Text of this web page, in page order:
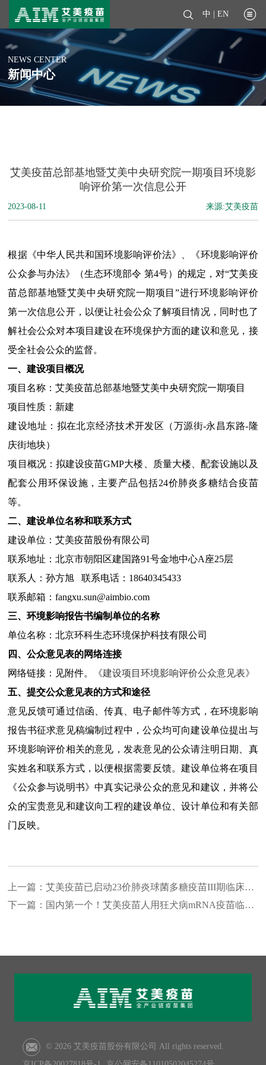
中 EN
NEWS CENTER
新闻中心
艾美疫苗总部基地暨艾美中央研究院一期项目环境影
响评价第一次信息公开
2023-08-11 来源:艾美疫苗
根据《中华人民共和国环境影响评价法》、《环境影响评价
公众参与办法》（生态环境部令 第4号）的规定，对“艾美疫
苗总部基地暨艾美中央研究院一期项目”进行环境影响评价
第一次信息公开，以便让社会公众了解项目情况，同时也了
解社会公众对本项目建设在环境保护方面的建议和意见，接
受全社会公众的监督。
一、建设项目概况
项目名称：艾美疫苗总部基地暨艾美中央研究院一期项目
项目性质：新建
建设地址：拟在北京经济技术开发区（万源街-永昌东路-隆
庆街地块）
项目概况：拟建设疫苗GMP大楼、质量大楼、配套设施以及
配套公用环保设施，主要产品包括24价肺炎多糖结合疫苗
等。
二、建设单位名称和联系方式
建设单位：艾美疫苗股份有限公司
联系地址：北京市朝阳区建国路91号金地中心A座25层
联系人：孙方旭 联系电话：18640345433
联系邮箱：fangxu.sun@aimbio.com
三、环境影响报告书编制单位的名称
单位名称：北京环科生态环境保护科技有限公司
四、公众意见表的网络连接
网络链接：见附件。
《建设项目环境影响评价公众意见表》
五、提交公众意见表的方式和途径
意见反馈可通过信函、传真、电子邮件等方式，在环境影响
报告书征求意见稿编制过程中，公众均可向建设单位提出与
环境影响评价相关的意见，发表意见的公众请注明日期、真
实姓名和联系方式，以便根据需要反馈。建设单位将在项目
《公众参与说明书》中真实记录公众的意见和建议，并将公
众的宝贵意见和建议向工程的建设单位、设计单位和有关部
门反映。
上一篇：艾美疫苗已启动23价肺炎球菌多糖疫苗III期临床试验
下一篇： 国内第一个！艾美疫苗人用狂犬病mRNA疫苗临床
© 2026 艾美疫苗股份有限公司 All rights reserved.